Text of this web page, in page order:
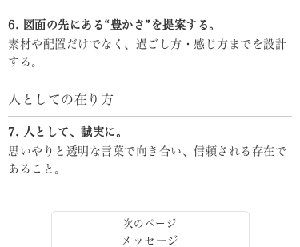
6. 図面の先にある“豊かさ”を提案する。
素材や配置だけでなく、過ごし方・感じ方までを設計
する。
人としての在り方
7. 人として、誠実に。
思いやりと透明な言葉で向き合い、信頼される存在で
あること。
メッセージ